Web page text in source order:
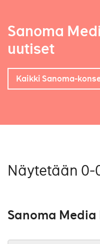
Sanoma
uutiset
Kaikki Sanoma-
Näytetään 0-
Sanoma